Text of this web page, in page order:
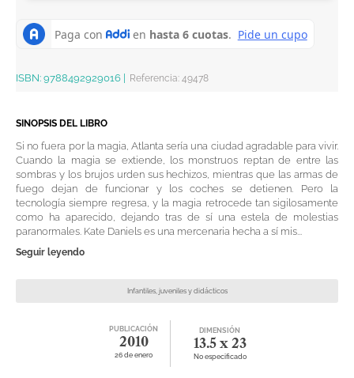
ISBN: 9788492929016 Referencia: 49478
SINOPSIS DEL LIBRO
Si no fuera por la magia, Atlanta sería una ciudad agradable para vivir.
Cuando la magia se extiende, los monstruos reptan de entre las
sombras y los brujos urden sus hechizos, mientras que las armas de
fuego dejan de funcionar y los coches se detienen. Pero la
tecnología siempre regresa, y la magia retrocede tan sigilosamente
como ha aparecido, dejando tras de sí una estela de molestias
paranormales. Kate Daniels es una mercenaria hecha a sí mis...
Seguir leyendo
Infantiles, juveniles y didácticos
PUBLICACIÓN
2010
26 de enero
DIMENSIÓN
13.5 x 23
No especificado